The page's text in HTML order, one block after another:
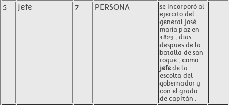
5 jefe 7 PERSONA
se incorporó al
ejército del
general josé
maría paz en
1829 , días
después de la
batalla de san
roque , como
jefe de la
escolta del
gobernador y
con el grado
de capitán .